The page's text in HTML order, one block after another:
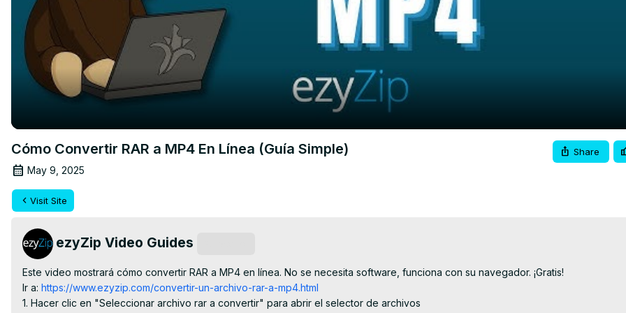
Cómo Convertir RAR a MP4 En Línea (Guía Simple)
May 9, 2025
Share
Visit Site
ezyZip Video Guides
Este video mostrará cómo convertir RAR a MP4 en línea. No se necesita software, funciona con su navegador. ¡Gratis!
Ir a: https://www.ezyzip.com/convertir-un-archivo-rar-a-mp4.html
1. Hacer clic en "Seleccionar archivo rar a convertir" para abrir el selector de archivos